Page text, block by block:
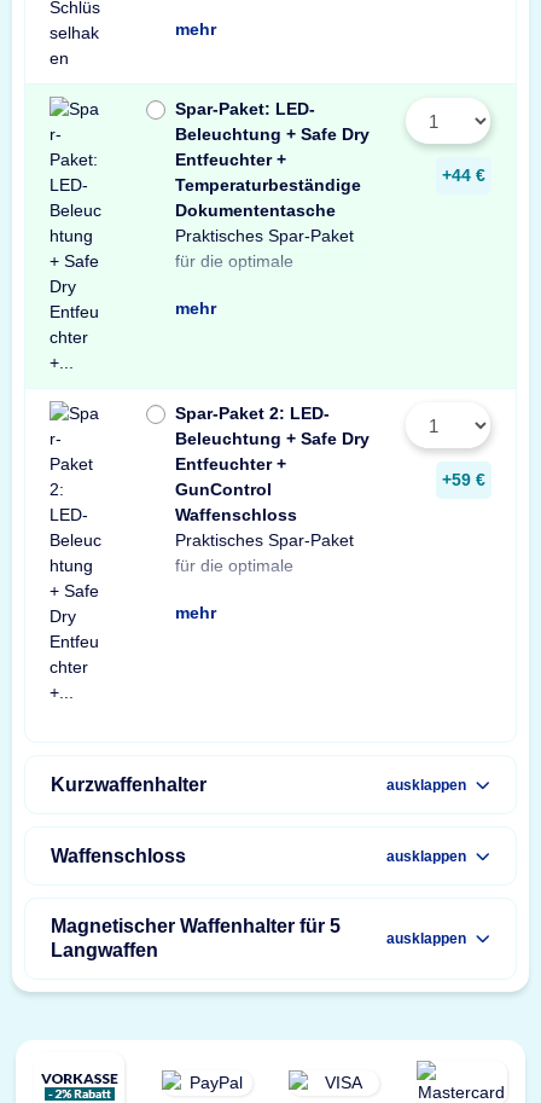
mehr
Spar-Paket: LED-
Beleuchtung + Safe Dry
Entfeuchter +
Temperaturbeständige
Dokumententasche
Praktisches Spar-Paket
für die optimale
Ausstattung Ihres
Tresors. Das Spar-Paket
besteht aus einer X-Light
LED-Tresorbeleuchtung
mit Bewegungssensor,
einem Safe Dry
Entfeuchter für Schränke
und Tresore sowie einer
temperaturbeständigen
Dokumententasche.
Profitieren Sie von dem
unschlagbaren
mehr
+44 €
Spar-Paket 2: LED-
Beleuchtung + Safe Dry
Entfeuchter +
GunControl
Waffenschloss
Praktisches Spar-Paket
für die optimale
Ausstattung Ihres
Waffenschranks. Das
Spar-Paket besteht aus
einer X-Light LED-
Tresorbeleuchtung mit
Bewegungssensor, einem
Safe Dry Entfeuchter für
Schränke und Tresore
sowie einem GunControl
Waffenschloss. Profitieren
Sie von dem
unschlagbaren
mehr
+59 €
Kurzwaffenhalter ausklappen
Waffenschloss ausklappen
Magnetischer Waffenhalter für 5
Langwaffen
ausklappen